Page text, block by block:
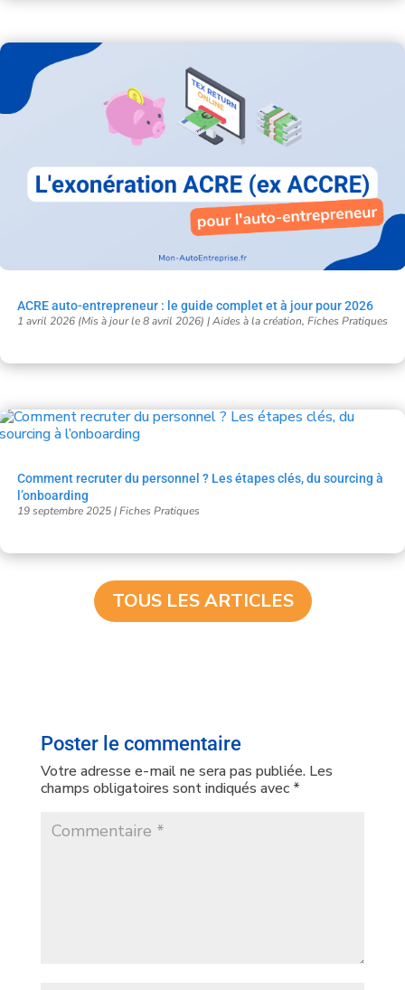
ACRE auto-entrepreneur : le guide complet et à jour pour 2026
1 avril 2026 (Mis à jour le 8 avril 2026) |Aides à la création, Fiches Pratiques
Comment recruter du personnel ? Les étapes clés, du sourcing à
l’onboarding
19 septembre 2025|Fiches Pratiques
TOUS LES ARTICLES
Poster le commentaire
Votre adresse e-mail ne sera pas publiée. Les
champs obligatoires sont indiqués avec *